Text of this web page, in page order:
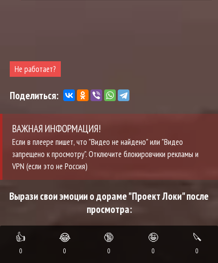
Не работает?
Поделиться:
ВАЖНАЯ ИНФОРМАЦИЯ!
Если в плеере пишет, что "Видео не найдено" или "Видео
запрещено к просмотру". Отключите блокировчики рекламы и
VPN (если это не Россия)
Вырази свои эмоции о дораме "Проект Локи" после
просмотра:
👍
0
😂
0
🔞
0
🤪
0
🔪
0